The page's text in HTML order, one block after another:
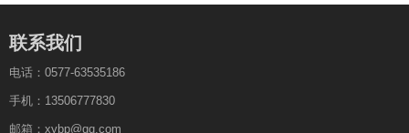
联系我们
电话：0577-63535186
手机：13506777830
邮箱：xybp@qq.com